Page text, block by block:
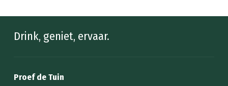
Drink, geniet, ervaar.
Proef de Tuin